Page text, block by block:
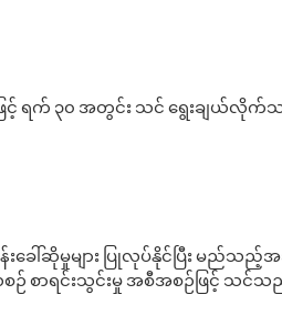
ြင့် ရက် ၃၀ အတွင်း သင် ရွေးချယ်လို
န်းခေါ်ဆိုမှုများ ပြုလုပ်နိုင်ပြီး မည်
စာရင်းသွင်းမှု အစီအစဉ်ဖြင့် သင်သ